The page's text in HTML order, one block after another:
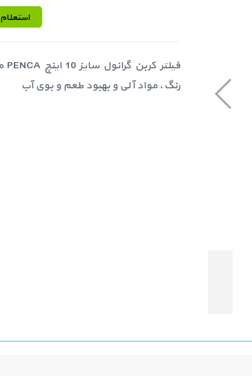
استعلام
رنگ، مواد آلی و بهبود طعم و بوی آب